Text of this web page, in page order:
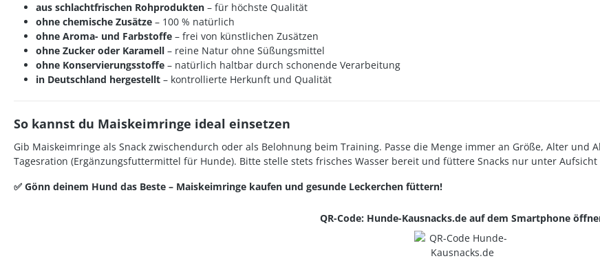
aus schlachtfrischen Rohprodukten – für höchste Qualität
ohne chemische Zusätze – 100 % natürlich
ohne Aroma- und Farbstoffe – frei von künstlichen Zusätzen
ohne Zucker oder Karamell – reine Natur ohne Süßungsmittel
ohne Konservierungsstoffe – natürlich haltbar durch schonende Verarbeitung
in Deutschland hergestellt – kontrollierte Herkunft und Qualität
So kannst du Maiskeimringe ideal einsetzen
Gib Maiskeimringe als Snack zwischendurch oder als Belohnung beim Training. Passe die Menge immer an Größe, Alter
Tagesration (Ergänzungsfuttermittel für Hunde). Bitte stelle stets frisches Wasser bereit und füttere Snacks nur unter
✅ Gönn deinem Hund das Beste – Maiskeimringe kaufen und gesunde Leckerchen füttern!
QR-Code: Hunde-Kausnacks.de auf dem Smartphone